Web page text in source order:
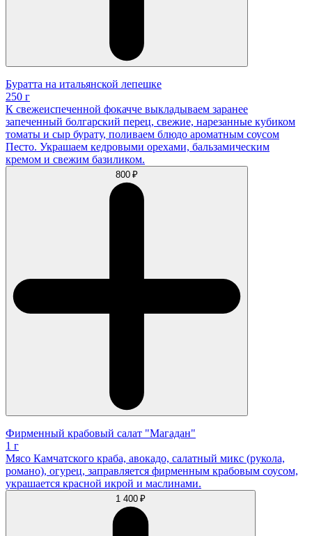
Буратта на итальянской лепешке
250 г
К свежеиспеченной фокачче выкладываем заранее
запеченный болгарский перец, свежие, нарезанные кубиком
томаты и сыр бурату, поливаем блюдо ароматным соусом
Песто. Украшаем кедровыми орехами, бальзамическим
кремом и свежим базиликом.
800 ₽
Фирменный крабовый салат "Магадан"
1 г
Мясо Камчатского краба, авокадо, салатный микс (рукола,
романо), огурец, заправляется фирменным крабовым соусом,
украшается красной икрой и маслинами.
1 400 ₽